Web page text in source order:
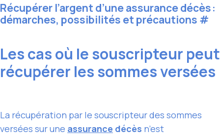
Récupérer l’argent d’une assurance décès :
démarches, possibilités et précautions #
Les cas où le souscripteur peut
récupérer les sommes versées
La récupération par le souscripteur des sommes
versées sur une assurance décès n’est